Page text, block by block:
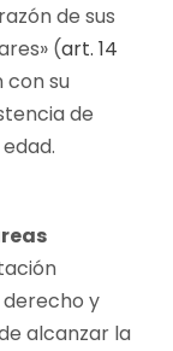
de sus
(art. 14
con su
de
y
alcanzar la